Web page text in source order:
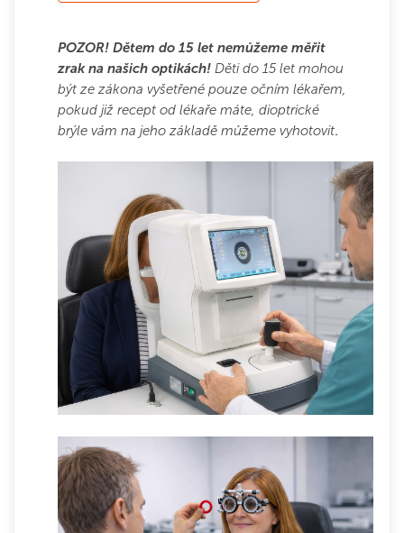
POZOR! Dětem do 15 let nemůžeme měřit
zrak na našich optikách! Děti do 15 let mohou
být ze zákona vyšetřené pouze očním lékařem,
pokud již recept od lékaře máte, dioptrické
brýle vám na jeho základě můžeme vyhotovit.